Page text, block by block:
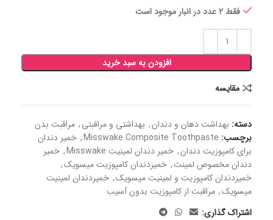
فقط 2 عدد در انبار موجود است
افزودن به سبد خرید
مقايسه
دسته: بهداشت دهان و دندان, بھداشتی و مراقبتی, مراقبت بدن
برچسب: Misswake Composite Toothpaste
, خمیر دندان
برای کامپوزیت دندان, خمیر دندان لمینیت Misswake , خمیر
دندان مخصوص لمینت, خمیردندان کامپوزیت میسویک,
خمیردندان کامپوزیت و لمینیت میسویک, خمیردندان لمینیت
میسویک, مراقبت از کامپوزیت بدون آسیب
اشتراک گذاری: